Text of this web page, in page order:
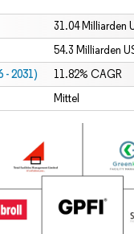
31.04 Milliarden
54.3 Milliarden
- 2031) 11.82% CAGR
Mittel
Wiederverwendung erfordert
CC BY 4.0.